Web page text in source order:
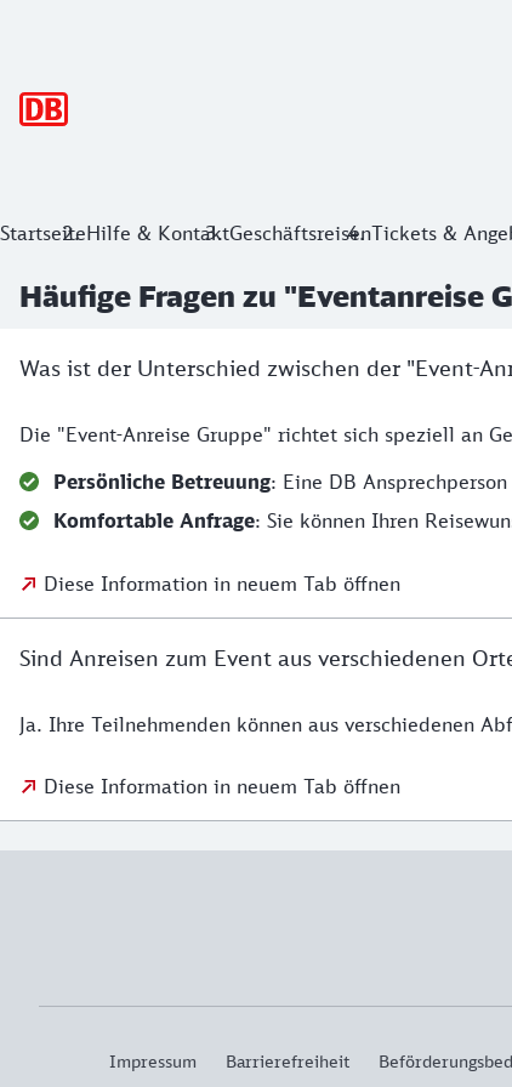
StartseiteHilfe & KontaktGeschäftsreisenTickets &
Häufige Fragen zu "Eventanreise
Was ist der Unterschied zwischen der "Event-
Die "Event-Anreise Gruppe" richtet sich speziell an
Persönliche Betreuung: Eine DB
Komfortable Anfrage: Sie können Ihren
Diese Information in neuem Tab öffnen
Sind Anreisen zum Event aus verschiedenen
Ja. Ihre Teilnehmenden können aus verschiedenen
Diese Information in neuem Tab öffnen
Impressum Barrierefreiheit